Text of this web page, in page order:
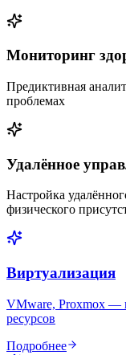
Мониторинг
Предиктивная
проблемах
Удалённое
Настройка
физического
Виртуализация
VMware, Proxmox —
ресурсов
Подробнее